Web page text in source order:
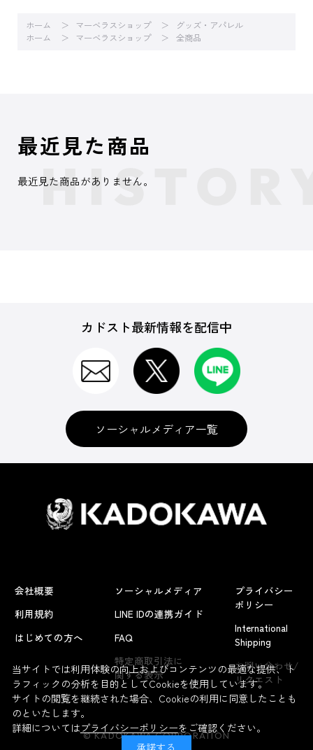
ホーム マーベラスショップ
グッズ・アパレル
ホーム
マーベラスショップ 全商品
よくあるお問い合わせ
最近見た商品
最近見た商品がありません。
カドスト最新情報を配信中
ソーシャルメディア一覧
会社概要
利用規約
はじめての方へ
ソーシャルメディア
LINE IDの連携ガイド
FAQ
特定商取引法に
関する表示
プライバシー
ポリシー
International
Shipping
お問い合わせ/
リクエスト
© KADOKAWA CORPORATION
当サイトでは利用体験の向上およびコンテンツの最適な提供、ト
ラフィックの分析を目的としてCookieを使用しています。
サイトの閲覧を継続された場合、Cookieの利用に同意したことも
のといたします。
詳細についてはプライバシーポリシーをご確認ください。